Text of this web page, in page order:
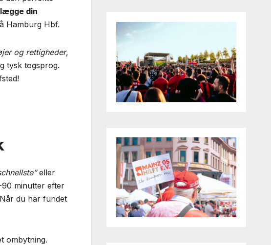
din
Hamburg Hbf.
og rettigheder,
tysk togsprog.
eller
minutter efter
du har fundet
ombytning.